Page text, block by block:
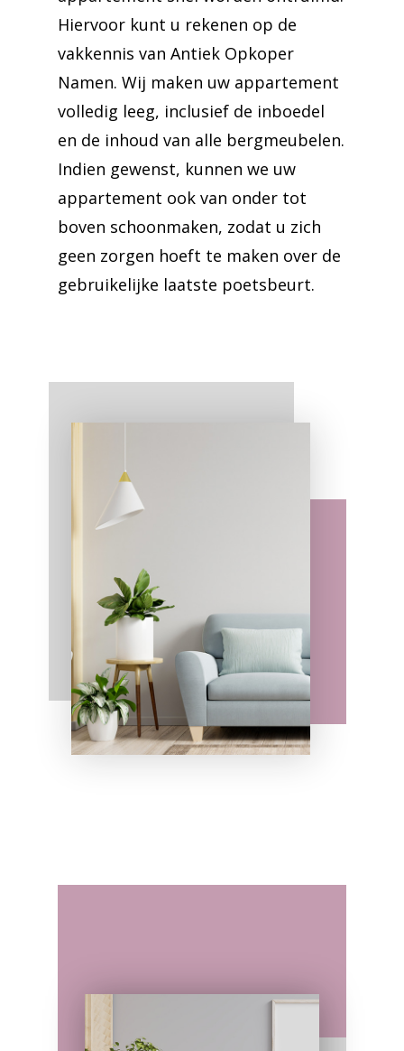
Hiervoor kunt u rekenen op de
vakkennis van Antiek Opkoper
Namen. Wij maken uw appartement
volledig leeg, inclusief de inboedel
en de inhoud van alle bergmeubelen.
Indien gewenst, kunnen we uw
appartement ook van onder tot
boven schoonmaken, zodat u zich
geen zorgen hoeft te maken over de
gebruikelijke laatste poetsbeurt.